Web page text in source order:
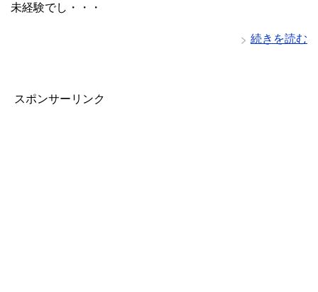
未経験でし・・・
続きを読む
スポンサーリンク